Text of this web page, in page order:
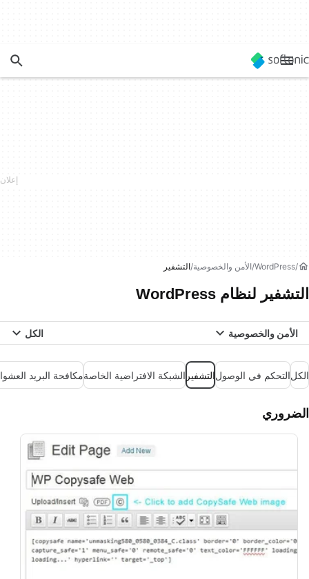
WordPress الأمن والخصوصية التشفير
التشفير لنظام WordPress
الأمن والخصوصية الكل
الكلالتحكم في الوصولالتشفير الشبكة الافتراضية الخاصةمكافحة البريد
الضروري